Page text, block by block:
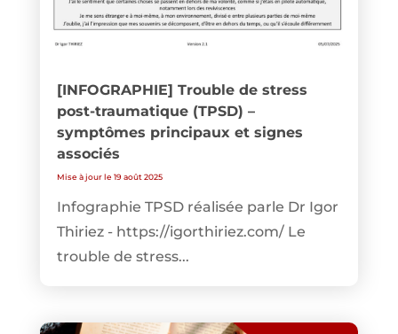
[INFOGRAPHIE] Trouble de stress
post-traumatique (TPSD) –
symptômes principaux et signes
associés
Mise à jour le 19 août 2025
Infographie TPSD réalisée parle Dr Igor
Thiriez - https://igorthiriez.com/ Le
trouble de stress...